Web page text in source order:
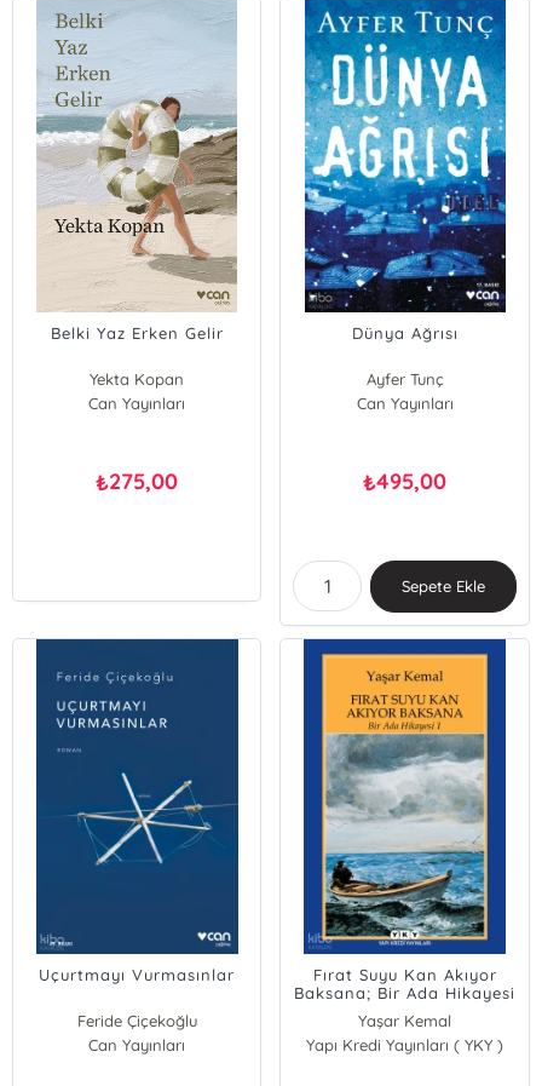
Belki Yaz Erken Gelir
Yekta Kopan
Can Yayınları
₺275,00
Dünya Ağrısı
Ayfer Tunç
Can Yayınları
₺495,00
Sepete Ekle
Uçurtmayı Vurmasınlar
Feride Çiçekoğlu
Can Yayınları
Fırat Suyu Kan Akıyor
Baksana; Bir Ada Hikayesi
Yaşar Kemal
Yapı Kredi Yayınları ( YKY )